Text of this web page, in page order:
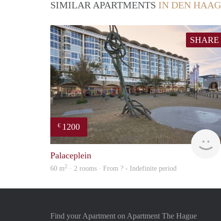
SIMILAR APARTMENTS IN DEN HAAG
SHARE
€ 1200
Palaceplein
60 m2 · 2 rooms · From ? - Indefinite period
Find your Apartment on Apartment The Hague